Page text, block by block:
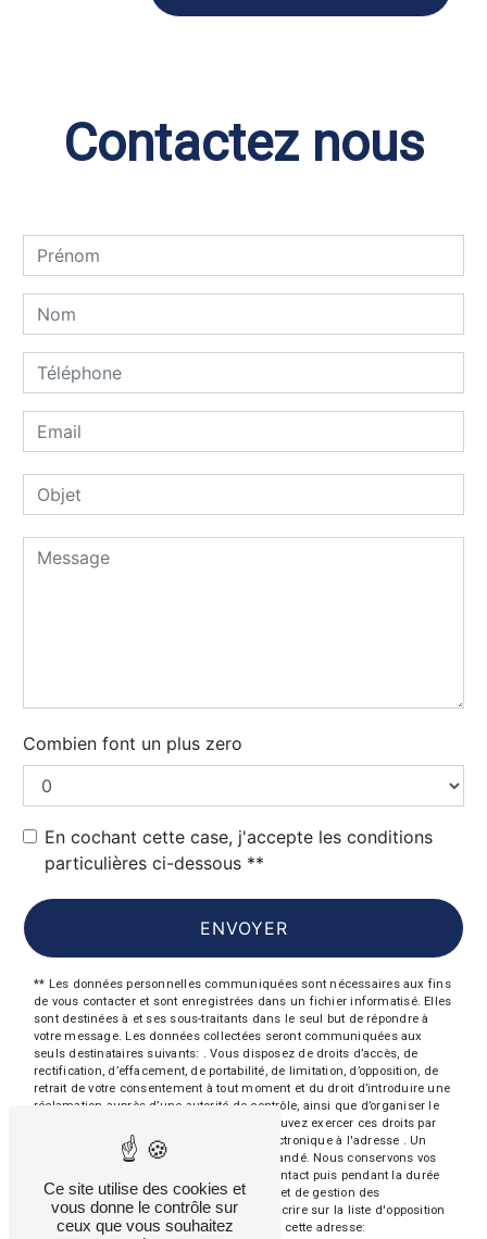
Contactez nous
Combien font un plus zero
En cochant cette case, j'accepte les conditions
particulières ci-dessous **
ENVOYER
** Les données personnelles communiquées sont nécessaires aux fins
de vous contacter et sont enregistrées dans un fichier informatisé. Elles
sont destinées à et ses sous-traitants dans le seul but de répondre à
votre message. Les données collectées seront communiquées aux
seuls destinataires suivants: . Vous disposez de droits d’accès, de
rectification, d’effacement, de portabilité, de limitation, d’opposition, de
retrait de votre consentement à tout moment et du droit d’introduire une
réclamation auprès d’une autorité de contrôle, ainsi que d’organiser le
sort de vos données post-mortem. Vous pouvez exercer ces droits par
voie postale à l'adresse ou par courrier électronique à l'adresse . Un
justificatif d'identité pourra vous être demandé. Nous conservons vos
données pendant la période de prise de contact puis pendant la durée
de prescription légale aux fins probatoires et de gestion des
contentieux. Vous avez le droit de vous inscrire sur la liste d'opposition
au démarchage téléphonique, disponible à cette adresse:
Ce site utilise des cookies et
vous donne le contrôle sur
ceux que vous souhaitez